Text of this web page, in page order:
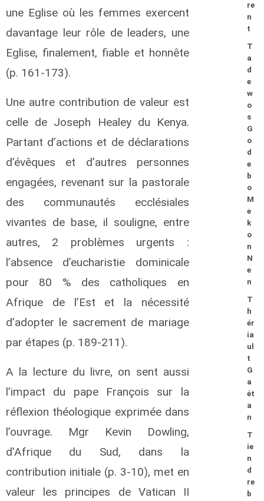
une Eglise où les femmes exercent
davantage leur rôle de leaders, une
Eglise, finalement, fiable et honnête
(p. 161-173).
Une autre contribution de valeur est
celle de Joseph Healey du Kenya.
Partant d’actions et de déclarations
d’évêques et d’autres personnes
engagées, revenant sur la pastorale
des communautés ecclésiales
vivantes de base, il souligne, entre
autres, 2 problèmes urgents :
l’absence d’eucharistie dominicale
pour 80 % des catholiques en
Afrique de l’Est et la nécessité
d’adopter le sacrement de mariage
par étapes (p. 189-211).
A la lecture du livre, on sent aussi
l’impact du pape François sur la
réflexion théologique exprimée dans
l’ouvrage. Mgr Kevin Dowling,
d’Afrique du Sud, dans la
contribution initiale (p. 3-10), met en
valeur les principes de Vatican II
re
n
t
T
a
d
e
w
o
s
G
o
d
e
b
o
M
e
k
o
n
N
e
n
T
h
ér
ia
ul
t
G
a
ét
a
n
T
ie
n
d
re
b